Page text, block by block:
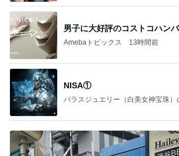
男子に大好評のコストコハン
Amebaトピックス 13時間前
NISA①
パラスジュエリー（白美女神宝珠）